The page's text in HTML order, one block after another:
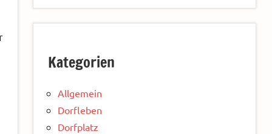
Kategorien
Allgemein
Dorfleben
Dorfplatz